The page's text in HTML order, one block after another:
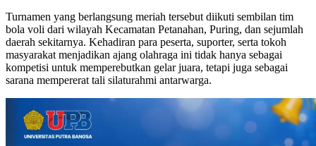
Turnamen yang berlangsung meriah tersebut diikuti sembilan tim
bola voli dari wilayah Kecamatan Petanahan, Puring, dan sejumlah
daerah sekitarnya. Kehadiran para peserta, suporter, serta tokoh
masyarakat menjadikan ajang olahraga ini tidak hanya sebagai
kompetisi untuk memperebutkan gelar juara, tetapi juga sebagai
sarana mempererat tali silaturahmi antarwarga.